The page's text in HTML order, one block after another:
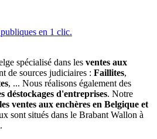
spécialisé dans les ventes aux
de sources judiciaires : Faillites,
, ... Nous réalisons également des
déstockages d'entreprises. Notre
les ventes aux enchères en Belgique et
sont situés dans le Brabant Wallon à